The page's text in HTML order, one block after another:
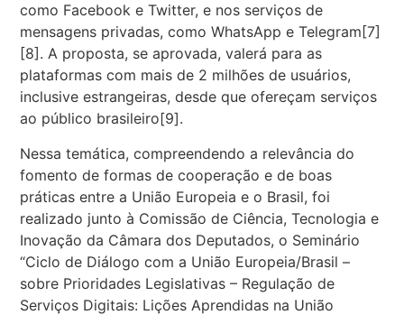
como Facebook e Twitter, e nos serviços de
mensagens privadas, como WhatsApp e Telegram [7]
[8]. A proposta, se aprovada, valerá para as
plataformas com mais de 2 milhões de usuários,
inclusive estrangeiras, desde que ofereçam serviços
ao público brasileiro[9].
Nessa temática, compreendendo a relevância do
fomento de formas de cooperação e de boas
práticas entre a União Europeia e o Brasil, foi
realizado junto à Comissão de Ciência, Tecnologia e
Inovação da Câmara dos Deputados, o Seminário
“Ciclo de Diálogo com a União Europeia/Brasil –
sobre Prioridades Legislativas – Regulação de
Serviços Digitais: Lições Aprendidas na União